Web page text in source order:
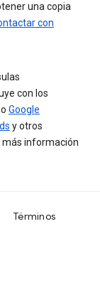
una copia
con
con los
Google
y otros
más información
Términos